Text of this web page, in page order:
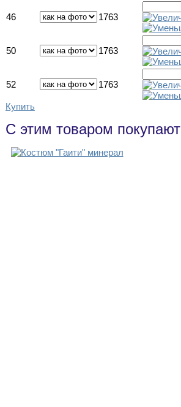
46 1763
50 1763
52 1763
Купить
С этим товаром покупают